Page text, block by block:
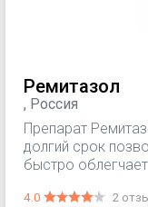
Ремитазол
, Россия
Препарат
долгий срок
быстро
4.0 2